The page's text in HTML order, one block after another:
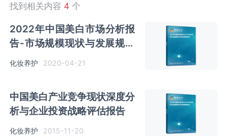
找到相关内容 4 个
2022年中国美白市场分析报
告-市场规模现状与发展规划
趋势
化妆养护 2020-04-21
中国美白产业竞争现状深度分
析与企业投资战略评估报告
化妆养护 2015-11-20